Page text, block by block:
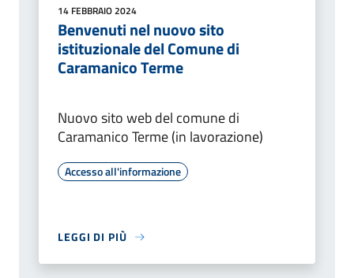
14 FEBBRAIO 2024
Benvenuti nel nuovo sito
istituzionale del Comune di
Caramanico Terme
Nuovo sito web del comune di
Caramanico Terme (in lavorazione)
Accesso all'informazione
LEGGI DI PIÙ